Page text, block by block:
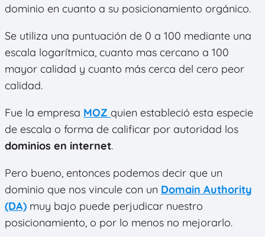
dominio en cuanto a su posicionamiento orgánico.
Se utiliza una puntuación de 0 a 100 mediante una
escala logarítmica, cuanto mas cercano a 100
mayor calidad y cuanto más cerca del cero peor
calidad.
Fue la empresa MOZ quien estableció esta especie
de escala o forma de calificar por autoridad los
dominios en internet.
Pero bueno, entonces podemos decir que un
dominio que nos vincule con un Domain Authority
(DA) muy bajo puede perjudicar nuestro
posicionamiento, o por lo menos no mejorarlo.